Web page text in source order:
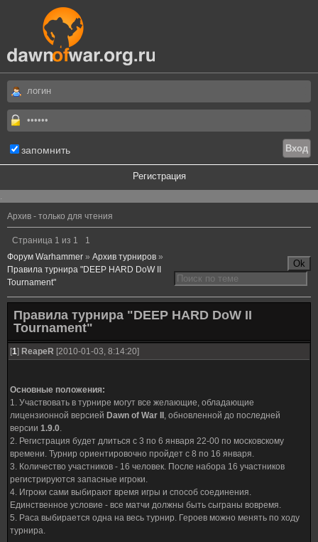
запомнить
Регистрация
.
Архив - только для чтения
Страница 1 из 1
1
Форум Warhammer » Архив турниров »
Правила турнира "DEEP HARD DoW II
Tournament"
Правила турнира "DEEP HARD DoW II
Tournament"
[1] ReapeR [2010-01-03, 8:14:20]
Основные положения:
1. Участвовать в турнире могут все желающие, обладающие
лицензионной версией Dawn of War II , обновленной до последней
версии 1.9.0.
2. Регистрация будет длиться с 3 по 6 января 22-00 по московскому
времени. Турнир ориентировочно пройдет с 8 по 16 января.
3. Количество участников - 16 человек. После набора 16 участников
регистрируются запасные игроки.
4. Игроки сами выбирают время игры и способ соединения.
Единственное условие - все матчи должны быть сыграны вовремя.
5. Раса выбирается одна на весь турнир. Героев можно менять по ходу
турнира.